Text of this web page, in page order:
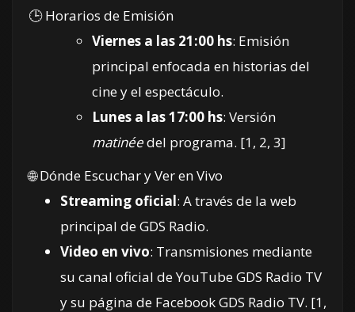
🕒 Horarios de Emisión
Viernes a las 21:00 hs: Emisión
principal enfocada en historias del
cine y el espectáculo.
Lunes a las 17:00 hs: Versión
matinéedel programa. [1, 2, 3]
🌐 Dónde Escuchar y Ver en Vivo
Streaming oficial: A través de la web
principal deGDS Radio.
Video en vivo: Transmisiones mediante
su canal oficial deYouTube GDS Radio TV
y su página de Facebook GDS Radio TV. [1,